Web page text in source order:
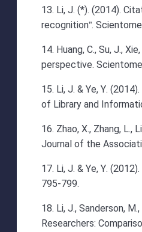
13. Li, J. (*). (2014).
recognition”.
14. Huang, C., Su, J.,
perspective.
15. Li, J. & Ye, Y.
of Library and
16. Zhao, X., Zhang,
Journal of the
17. Li, J. & Ye, Y.
795-799.
18. Li, J., Sanderson,
Researchers: